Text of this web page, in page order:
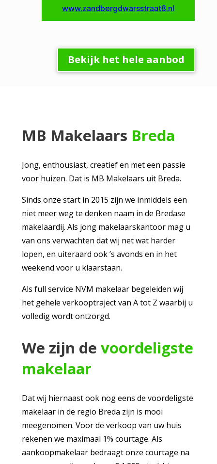
Bekijk het hele aanbod
MB Makelaars Breda
Jong, enthousiast, creatief en met een passie
voor huizen. Dat is MB Makelaars uit Breda.
Sinds onze start in 2015 zijn we inmiddels een
niet meer weg te denken naam in de Bredase
makelaardij. Als jong makelaarskantoor mag u
van ons verwachten dat wij net wat harder
lopen, en uiteraard ook ’s avonds en in het
weekend voor u klaarstaan.
Als full service NVM makelaar begeleiden wij
het gehele verkooptraject van A tot Z waarbij u
volledig wordt ontzorgd.
We zijn de voordeligste
makelaar
Dat wij hiernaast ook nog eens de voordeligste
makelaar in de regio Breda zijn is mooi
meegenomen. Voor de verkoop van uw huis
rekenen we maximaal 1% courtage. Als
aankoopmakelaar bedraagt onze courtage na